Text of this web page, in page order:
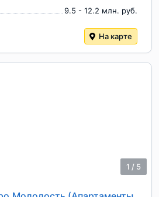
9.5 - 12.2 млн. руб.
На карте
1 / 5